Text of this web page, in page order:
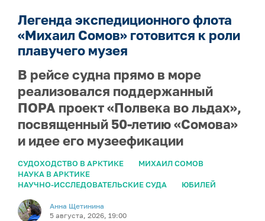
Легенда экспедиционного флота
«Михаил Сомов» готовится к роли
плавучего музея
В рейсе судна прямо в море
реализовался поддержанный
ПОРА проект «Полвека во льдах»,
посвященный 50-летию «Сомова»
и идее его музеефикации
СУДОХОДСТВО В АРКТИКЕ
МИХАИЛ СОМОВ
НАУКА В АРКТИКЕ
НАУЧНО-ИССЛЕДОВАТЕЛЬСКИЕ СУДА
ЮБИЛЕЙ
Анна Щетинина
5 августа, 2026, 19:00